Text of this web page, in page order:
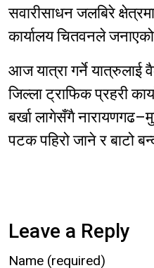
सवारीसाधन जलबिरे
कार्यालय चितवनले
आज यात्रा गर्ने यात्रुलाई
जिल्ला ट्राफिक प्रहरी
बर्खा लागेसँगै
पटक पहिरो जाने र बाटो
Leave a Reply
Name (required)